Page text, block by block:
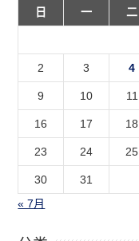
日
一 二
2 3 4
9 10 11
16 17 18
23 24 25
30
31
« 7月